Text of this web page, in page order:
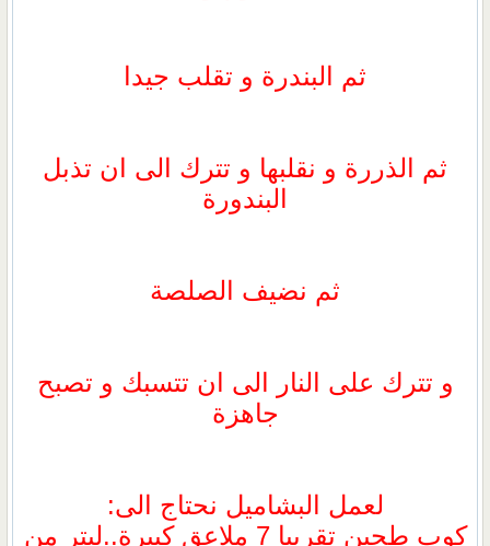
ثم البندرة و تقلب جيدا
ثم الذررة و نقلبها و تترك الى ان تذبل
البندورة
ثم نضيف الصلصة
و تترك على النار الى ان تتسبك و تصبح
جاهزة
لعمل البشاميل نحتاج الى:
كوب طحين تقريبا 7 ملاعق كبيرة..ليتر من